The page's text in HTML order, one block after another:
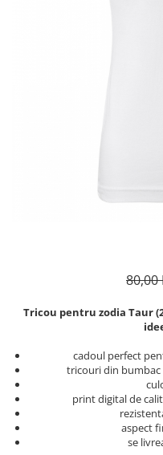
Tricou personalizat cu
Tricouri gameri
Tricouri music is life
Tricouri sporturi de iarna
Tricouri snowboard
Tricouri ski
80,00
Tricou pentru zodia Taur
cadoul perfect
tricouri din bumbac
print digital de
aspect
se